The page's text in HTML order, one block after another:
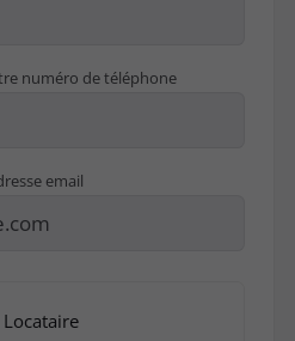
numéro de téléphone
email
Locataire